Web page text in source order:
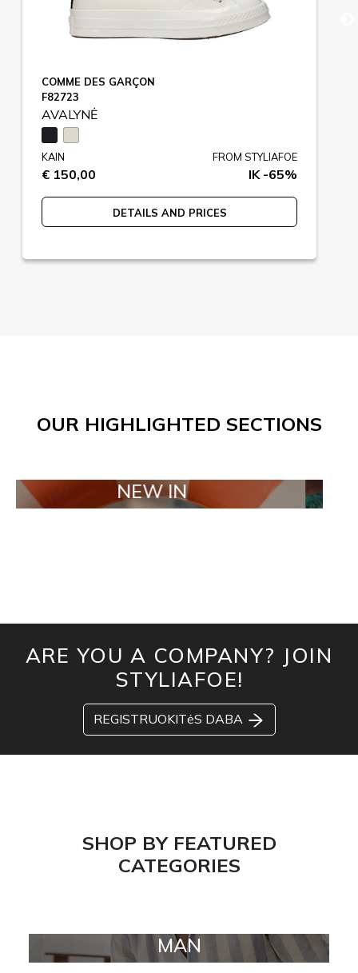
COMME DES GARÇON
F82723
AVALYNĖ
KAIN
€ 150,00
FROM STYLIAFOE
IK -65%
DETAILS AND PRICES
OUR HIGHLIGHTED SECTIONS
NEW IN
ARE YOU A COMPANY? JOIN
STYLIAFOE!
REGISTRUOKITėS DABA
SHOP BY FEATURED
CATEGORIES
MAN